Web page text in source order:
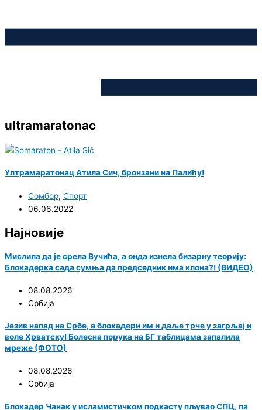
ultramaratonac
Ултрамаратонац Атила Сич, бронзани на Палићу!
Сомбор, Спорт
06.06.2022
Најновије
Мислила да је срела Вучића, а онда изнела бизарну теорију:
Блокадерка сада сумња да председник има клона?! (ВИДЕО)
08.08.2026
Србија
Језив напад на Србе, а блокадери им и даље трче у загрљај и
воле Хрватску! Болесна порука на БГ таблицама запалила
мреже (ФОТО)
08.08.2026
Србија
Блокадер Чанак у исламистичком подкасту пљувао СПЦ, па